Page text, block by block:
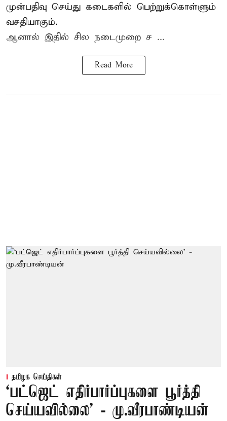
முன்பதிவு செய்து கடைகளில் பெற்றுக்கொள்ளும்
வசதியாகும்.
ஆனால் இதில் சில நடைமுறை ச ...
Read More
தமிழக செய்திகள்
‘பட்ஜெட் எதிர்பார்ப்புகளை பூர்த்தி
செய்யவில்லை’ - மு.வீரபாண்டியன்